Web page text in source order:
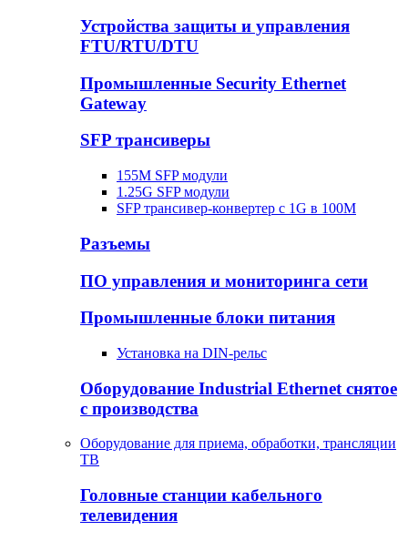
Устройства защиты и управления
FTU/RTU/DTU
Промышленные Security Ethernet
Gateway
SFP трансиверы
155M SFP модули
1.25G SFP модули
SFP трансивер-конвертер с 1G в 100М
Разъемы
ПО управления и мониторинга сети
Промышленные блоки питания
Установка на DIN-рельс
Оборудование Industrial Ethernet снятое
с производства
Оборудование для приема, обработки, трансляции
ТВ
Головные станции кабельного
телевидения